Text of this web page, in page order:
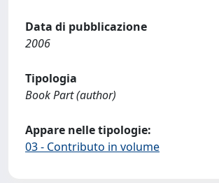
Data di pubblicazione
2006
Tipologia
Book Part (author)
Appare nelle tipologie:
03 - Contributo in volume